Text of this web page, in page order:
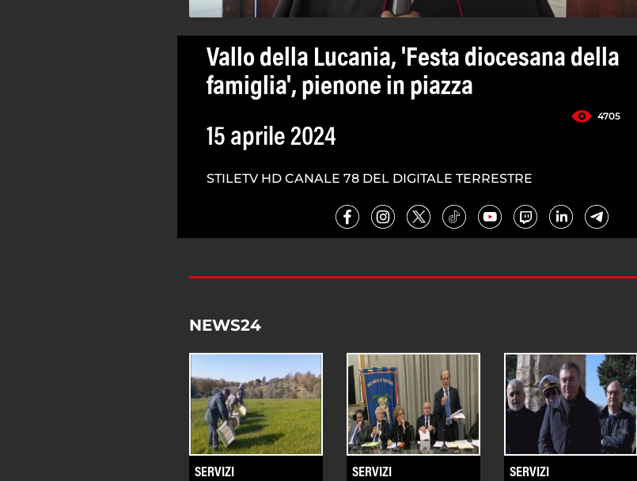
Vallo della Lucania, 'Festa diocesana della
famiglia', pienone in piazza
4705
15 aprile 2024
STILETV HD CANALE 78 DEL DIGITALE TERRESTRE
NEWS24
SERVIZI SERVIZI SERVIZI